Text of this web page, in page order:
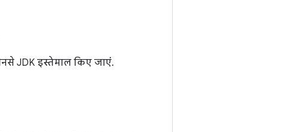
JDK इस्तेमाल किए जाएं.